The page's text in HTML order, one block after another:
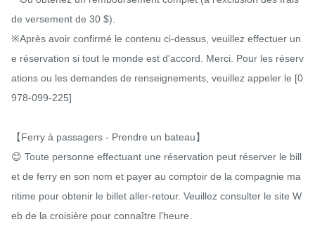
de versement de 30 $).
※Après avoir confirmé le contenu ci-dessus, veuillez effectuer un
e réservation si tout le monde est d'accord. Merci. Pour les réserv
ations ou les demandes de renseignements, veuillez appeler le [0
978-099-225]
【Ferry à passagers - Prendre un bateau】
😊 Toute personne effectuant une réservation peut réserver le bill
et de ferry en son nom et payer au comptoir de la compagnie ma
ritime pour obtenir le billet aller-retour. Veuillez consulter le site W
eb de la croisière pour connaître l'heure.